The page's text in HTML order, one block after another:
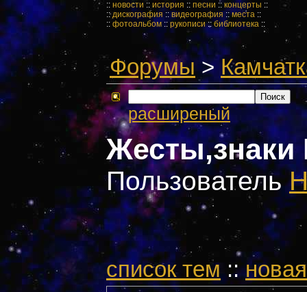
:: новости :: история :: песни :: концерты ::
::дискография :: видеография ::места ::
:: фотоальбом::рукописи::библиотека ::
Форумы>
расширеный
Пользователь
cписок тем::